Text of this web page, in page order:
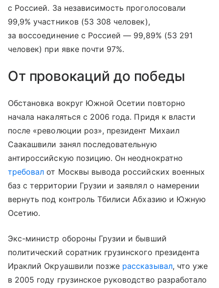
с Россией. За независимость проголосовали
99,9% участников (53 308 человек),
за воссоединение с Россией — 99,89% (53 291
человек) при явке почти 97%.
От провокаций до победы
Обстановка вокруг Южной Осетии повторно
начала накаляться с 2006 года. Придя к власти
после «революции роз», президент Михаил
Саакашвили занял последовательную
антироссийскую позицию. Он неоднократно
требовал от Москвы вывода российских военных
баз с территории Грузии и заявлял о намерении
вернуть под контроль Тбилиси Абхазию и Южную
Осетию.
Экс-министр обороны Грузии и бывший
политический соратник грузинского президента
Ираклий Окруашвили позже рассказывал, что уже
в 2005 году грузинское руководство разработало